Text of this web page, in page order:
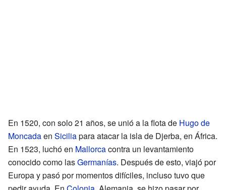
En 1520, con solo 21 años, se unió a la flota de Hugo de
Moncadaen Siciliapara atacar la isla de Djerba, en África.
En 1523, luchó en Mallorcacontra un levantamiento
conocido como lasGermanías. Después de esto, viajó por
Europa y pasó por momentos difíciles, incluso tuvo que